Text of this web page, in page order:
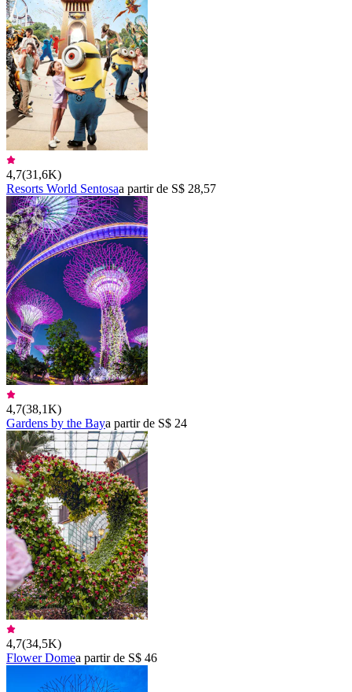
4,7(31,6K)
Resorts World Sentosaa partir de S$ 28,57
4,7(38,1K)
Gardens by the Baya partir de S$ 24
4,7(34,5K)
Flower Domea partir de S$ 46